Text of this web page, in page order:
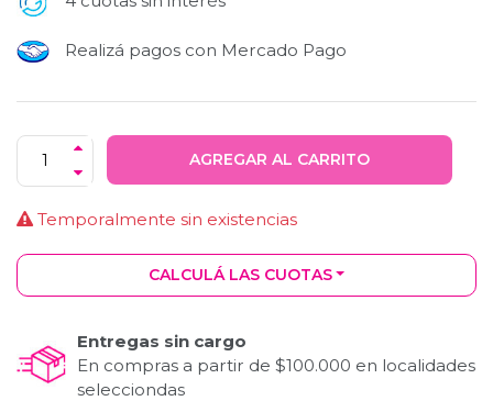
Realizá pagos con Mercado Pago
AGREGAR AL CARRITO
Temporalmente sin existencias
CALCULÁ LAS CUOTAS
Entregas sin cargo
En compras a partir de $100.000 en localidades
selecciondas